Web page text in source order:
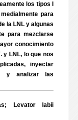
los tipos I
para
la LNL y algunas
para mezclarse
conocimiento
y LNL, lo que nos
inyectar
y analizar las
Levator labii